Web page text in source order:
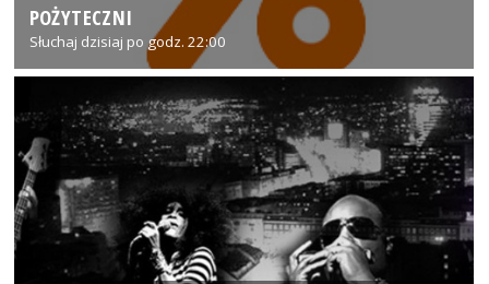
POŻYTECZNI
Słuchaj dzisiaj po godz. 22:00